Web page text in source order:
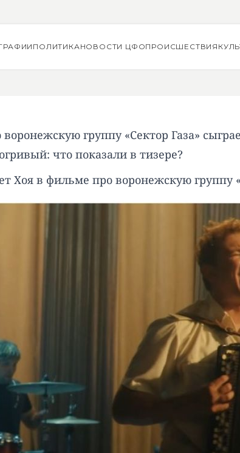
ПОЛИТИКАНОВОСТИ ЦФОПРОИСШЕСТВИЯ
группу «Сектор Газа»
что показали в тизере?
Хоя в фильме про воронежскую группу